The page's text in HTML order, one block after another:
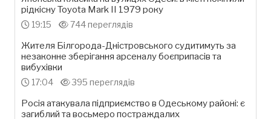
рідкісну Toyota Mark II 1979 року
19:15 744 переглядів
Жителя Білгорода-Дністровського судитимуть за
незаконне зберігання арсеналу боєприпасів та
вибухівки
17:04 395 переглядів
Росія атакувала підприємство в Одеському районі: є
загиблий та восьмеро постраждалих